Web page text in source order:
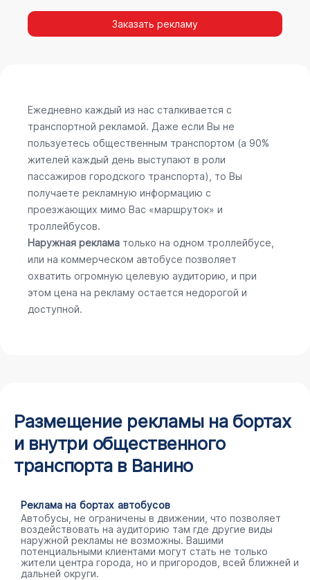
Заказать рекламу
Ежедневно каждый из нас сталкивается с
транспортной рекламой. Даже если Вы не
пользуетесь общественным транспортом (а 90%
жителей каждый день выступают в роли
пассажиров городского транспорта), то Вы
получаете рекламную информацию с
проезжающих мимо Вас «маршруток» и
троллейбусов.
Наружная реклама только на одном троллейбусе,
или на коммерческом автобусе позволяет
охватить огромную целевую аудиторию, и при
этом цена на рекламу остается недорогой и
доступной.
Размещение рекламы на бортах
и внутри общественного
транспорта в Ванино
Реклама на бортах автобусов
Автобусы, не ограничены в движении, что позволяет
воздействовать на аудиторию там где другие виды
наружной рекламы не возможны. Вашими
потенциальными клиентами могут стать не только
жители центра города, но и пригородов, всей ближней и
дальней округи.